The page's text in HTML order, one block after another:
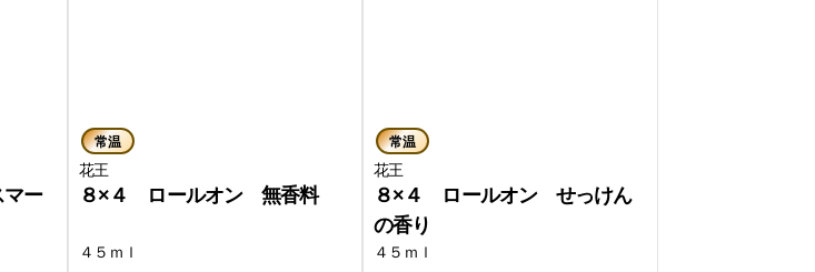
ー
常温
花王
８×４ ロールオン 無香料
４５ｍｌ
常温
花王
８×４ ロールオン せっけん
の香り
４５ｍｌ